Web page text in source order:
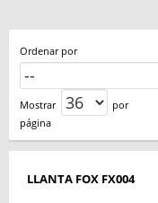
Ordenar por
Mostrar
por
página
LLANTA FOX FX004